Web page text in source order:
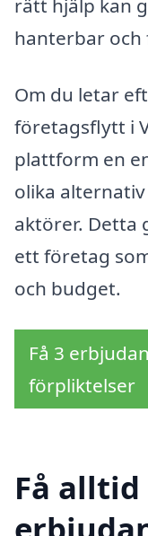
rätt hjälp kan
hanterbar och
Om du letar
företagsflytt i
plattform en
olika
aktörer. Detta
ett företag
och budget.
Få 3
förpliktelser
Få